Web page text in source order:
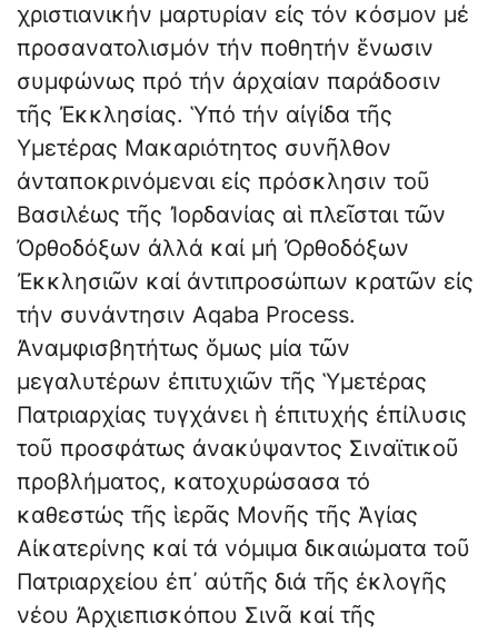
χριστιανικήν μαρτυρίαν εἰς τόν κόσμον μέ
προσανατολισμόν τήν ποθητήν ἕνωσιν
συμφώνως πρό τήν ἀρχαίαν παράδοσιν
τῆς Ἐκκλησίας. Ὑπό τήν αἰγίδα τῆς
Υμετέρας Μακαριότητος συνῆλθον
ἀνταποκρινόμεναι εἰς πρόσκλησιν τοῦ
Βασιλέως τῆς Ἰορδανίας αἱ πλεῖσται τῶν
Ὀρθοδόξων ἀλλά καί μή Ὀρθοδόξων
Ἐκκλησιῶν καί ἀντιπροσώπων κρατῶν εἰς
τήν συνάντησιν Aqaba Process.
Ἀναμφισβητήτως ὅμως μία τῶν
μεγαλυτέρων ἐπιτυχιῶν τῆς Ὑμετέρας
Πατριαρχίας τυγχάνει ἡ ἐπιτυχής ἐπίλυσις
τοῦ προσφάτως ἀνακύψαντος Σιναϊτικοῦ
προβλήματος, κατοχυρώσασα τό
καθεστώς τῆς ἱερᾶς Μονῆς τῆς Ἁγίας
Αίκατερίνης καί τά νόμιμα δικαιώματα τοῦ
Πατριαρχείου ἐπ΄ αὐτῆς διά τῆς ἐκλογῆς
νέου Ἀρχιεπισκόπου Σινᾶ καί τῆς